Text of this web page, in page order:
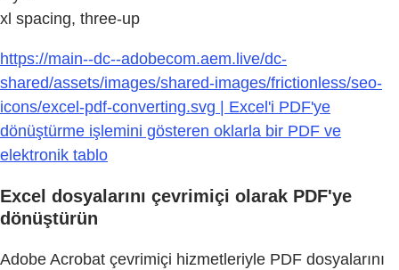
xl spacing, three-up
https://main--dc--adobecom.aem.live/dc-
shared/assets/images/shared-images/frictionless/seo-
icons/excel-pdf-converting.svg | Excel'i PDF'ye
dönüştürme işlemini gösteren oklarla bir PDF ve
elektronik tablo
Excel dosyalarını çevrimiçi olarak PDF'ye
dönüştürün
Adobe Acrobat çevrimiçi hizmetleriyle PDF dosyalarını